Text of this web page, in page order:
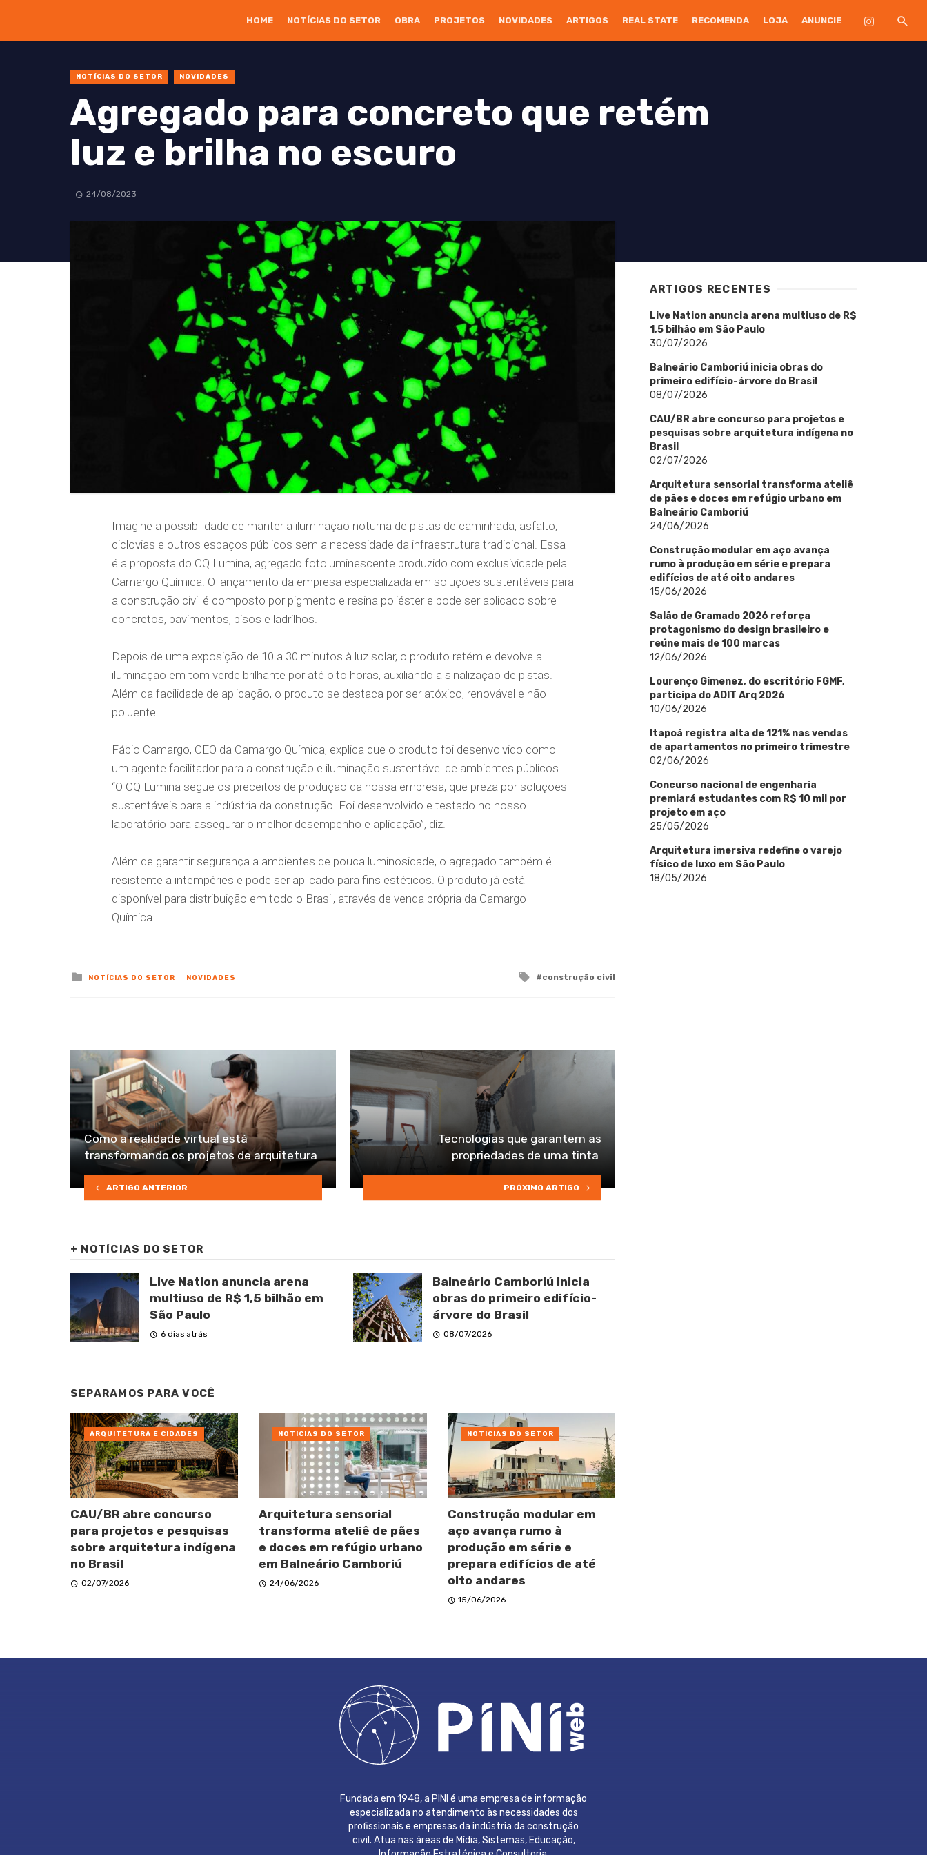
HOME NOTÍCIAS DO SETOR OBRA PROJETOS NOVIDADES ARTIGOS REAL STATE RECOMENDA LOJA ANUNCIE
NOTÍCIAS DO SETOR NOVIDADES
Agregado para concreto que retém
luz e brilha no escuro
24/08/2023
Imagine a possibilidade de manter a iluminação noturna de pistas de caminhada, asfalto,
ciclovias e outros espaços públicos sem a necessidade da infraestrutura tradicional. Essa
é a proposta do CQ Lumina, agregado fotoluminescente produzido com exclusividade pela
Camargo Química. O lançamento da empresa especializada em soluções sustentáveis para
a construção civil é composto por pigmento e resina poliéster e pode ser aplicado sobre
concretos, pavimentos, pisos e ladrilhos.
Depois de uma exposição de 10 a 30 minutos à luz solar, o produto retém e devolve a
iluminação em tom verde brilhante por até oito horas, auxiliando a sinalização de pistas.
Além da facilidade de aplicação, o produto se destaca por ser atóxico, renovável e não
poluente.
Fábio Camargo, CEO da Camargo Química, explica que o produto foi desenvolvido como
um agente facilitador para a construção e iluminação sustentável de ambientes públicos.
“O CQ Lumina segue os preceitos de produção da nossa empresa, que preza por soluções
sustentáveis para a indústria da construção. Foi desenvolvido e testado no nosso
laboratório para assegurar o melhor desempenho e aplicação”, diz.
Além de garantir segurança a ambientes de pouca luminosidade, o agregado também é
resistente a intempéries e pode ser aplicado para fins estéticos. O produto já está
disponível para distribuição em todo o Brasil, através de venda própria da Camargo
Química.
Posted
in
NOTÍCIAS DO SETOR NOVIDADES
Tagged
construção civil
Como a realidade virtual está
transformando os projetos de arquitetura
ARTIGO ANTERIOR
Tecnologias que garantem as
propriedades de uma tinta
PRÓXIMO ARTIGO
+ NOTÍCIAS DO SETOR
Live Nation anuncia arena
multiuso de R$ 1,5 bilhão em
São Paulo
6 dias atrás
Balneário Camboriú inicia
obras do primeiro edifício-
árvore do Brasil
08/07/2026
SEPARAMOS PARA VOCÊ
CAU/BR abre concurso
para projetos e pesquisas
sobre arquitetura indígena
no Brasil
02/07/2026
ARQUITETURA E CIDADES
Arquitetura sensorial
transforma ateliê de pães
e doces em refúgio urbano
em Balneário Camboriú
24/06/2026
NOTÍCIAS DO SETOR
Construção modular em
aço avança rumo à
produção em série e
prepara edifícios de até
oito andares
15/06/2026
NOTÍCIAS DO SETOR
ARTIGOS RECENTES
Live Nation anuncia arena multiuso de R$
1,5 bilhão em São Paulo
30/07/2026
Balneário Camboriú inicia obras do
primeiro edifício-árvore do Brasil
08/07/2026
CAU/BR abre concurso para projetos e
pesquisas sobre arquitetura indígena no
Brasil
02/07/2026
Arquitetura sensorial transforma ateliê
de pães e doces em refúgio urbano em
Balneário Camboriú
24/06/2026
Construção modular em aço avança
rumo à produção em série e prepara
edifícios de até oito andares
15/06/2026
Salão de Gramado 2026 reforça
protagonismo do design brasileiro e
reúne mais de 100 marcas
12/06/2026
Lourenço Gimenez, do escritório FGMF,
participa do ADIT Arq 2026
10/06/2026
Itapoá registra alta de 121% nas vendas
de apartamentos no primeiro trimestre
02/06/2026
Concurso nacional de engenharia
premiará estudantes com R$ 10 mil por
projeto em aço
25/05/2026
Arquitetura imersiva redefine o varejo
físico de luxo em São Paulo
18/05/2026
Fundada em 1948, a PINI é uma empresa de informação
especializada no atendimento às necessidades dos
profissionais e empresas da indústria da construção
civil. Atua nas áreas de Mídia, Sistemas, Educação,